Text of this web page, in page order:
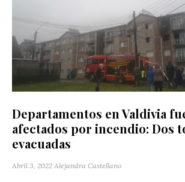
Departamentos en Valdivia
afectados por incendio: Dos
evacuadas
Abril 3, 2022 Alejandra Castellano